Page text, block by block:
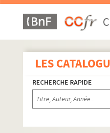
LES
RECHERCHE RAPIDE
H-IMAR-14-37-
H-IMAR-14-37-
H-IMAR-14-38-
H-IMAR-14-38-
H-IMAR-14-38-
H-IMAR-14-39-